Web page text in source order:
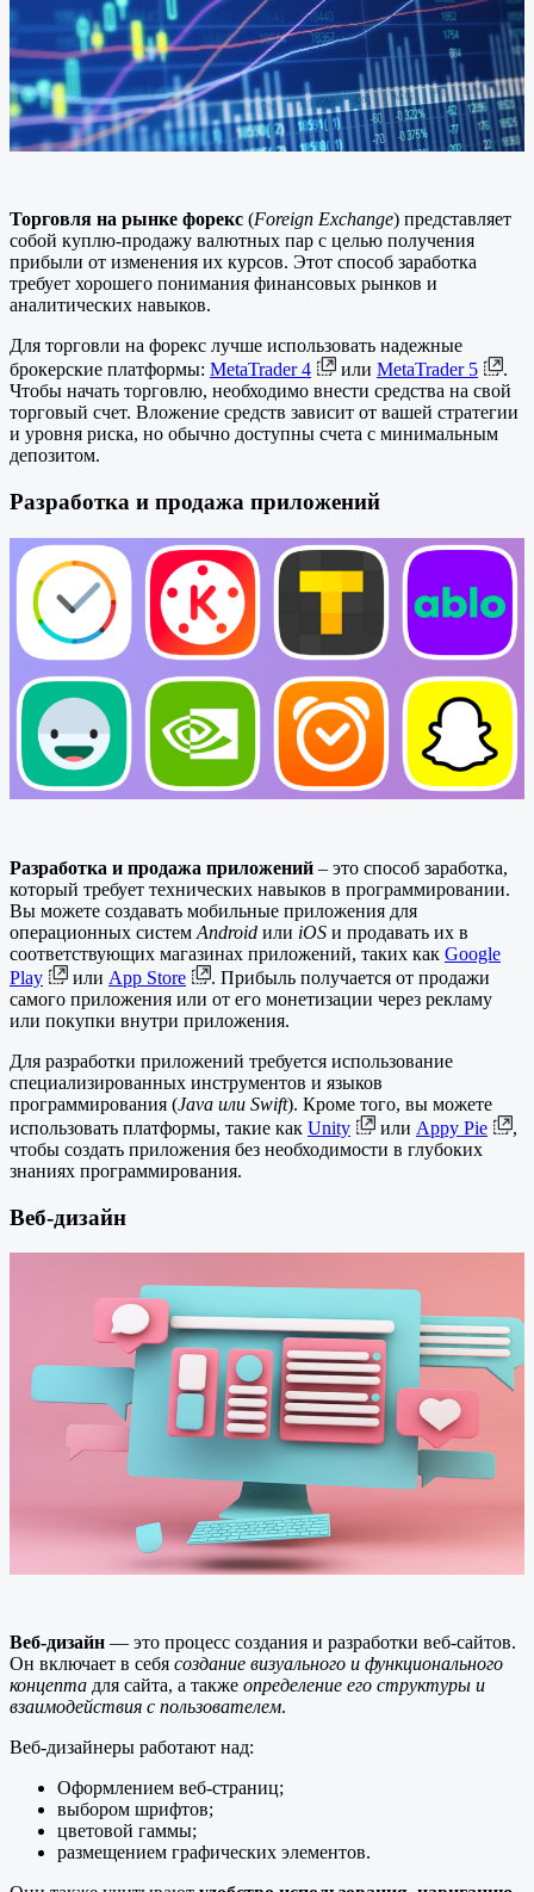
Торговля на рынке форекс (Foreign Exchange) представляет
собой куплю-продажу валютных пар с целью получения
прибыли от изменения их курсов. Этот способ заработка
требует хорошего понимания финансовых рынков и
аналитических навыков.
Для торговли на форекс лучше использовать надежные
брокерские платформы: MetaTrader 4 или MetaTrader 5
.
Чтобы начать торговлю, необходимо внести средства на свой
торговый счет. Вложение средств зависит от вашей стратегии
и уровня риска, но обычно доступны счета с минимальным
депозитом.
Разработка и продажа приложений
Разработка и продажа приложений – это способ заработка,
который требует технических навыков в программировании.
Вы можете создавать мобильные приложения для
операционных систем Android или iOS и продавать их в
соответствующих магазинах приложений, таких как Google
Play
или App Store
. Прибыль получается от продажи
самого приложения или от его монетизации через рекламу
или покупки внутри приложения.
Для разработки приложений требуется использование
специализированных инструментов и языков
программирования (Java или Swift). Кроме того, вы можете
использовать платформы, такие как Unity или Appy Pie
,
чтобы создать приложения без необходимости в глубоких
знаниях программирования.
Веб-дизайн
Веб-дизайн — это процесс создания и разработки веб-сайтов.
Он включает в себя создание визуального и функционального
концепта для сайта, а также определение его структуры и
взаимодействия с пользователем.
Веб-дизайнеры работают над:
Оформлением веб-страниц;
выбором шрифтов;
цветовой гаммы;
размещением графических элементов.